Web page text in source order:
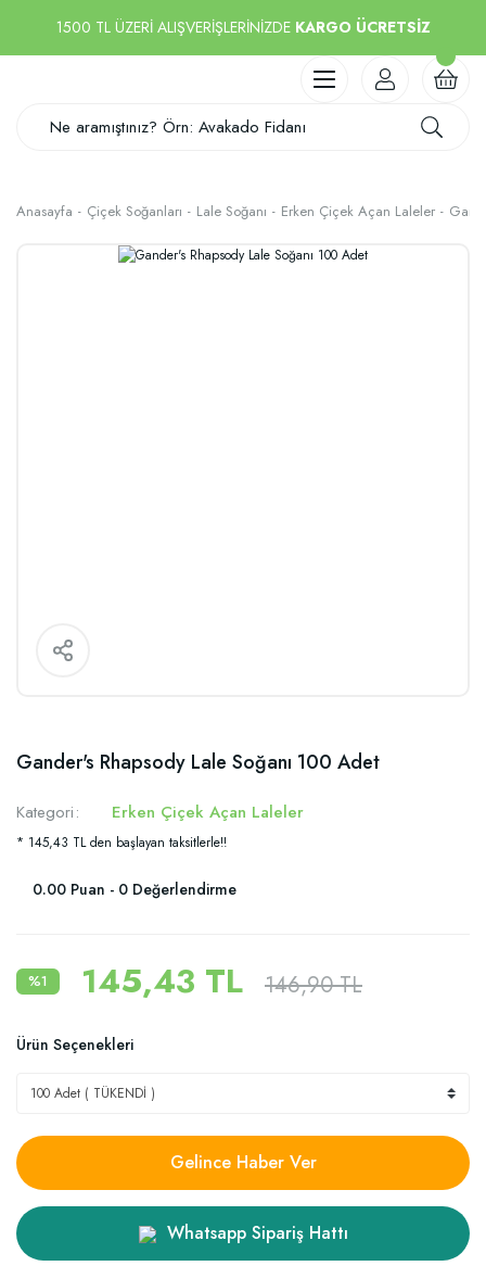
1500 TL ÜZERİ ALIŞVERİŞLERİNİZDE KARGO ÜCRETSİZ
Anasayfa Çiçek Soğanları Lale Soğanı Erken Çiçek Açan Laleler
Gander's Rhapsody Lale Soğanı 100 Adet
Kategori Erken Çiçek Açan Laleler
* 145,43 TL den başlayan taksitlerle!!
0.00 Puan - 0 Değerlendirme
%1 145,43 TL 146,90 TL
Ürün Seçenekleri
Gelince Haber Ver
Whatsapp Sipariş Hattı